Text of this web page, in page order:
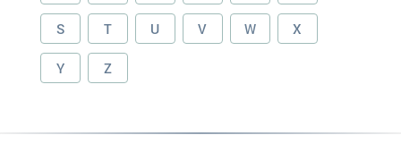
S T U V W X
Y Z